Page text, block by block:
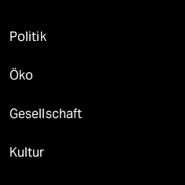
Politik
Öko
Gesellschaft
Kultur